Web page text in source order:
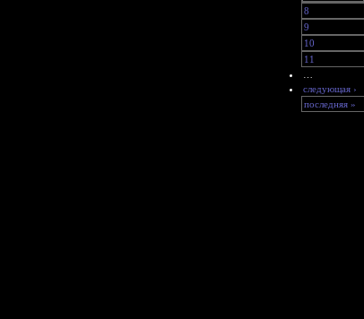
8
9
10
11
следующая ›
последняя »